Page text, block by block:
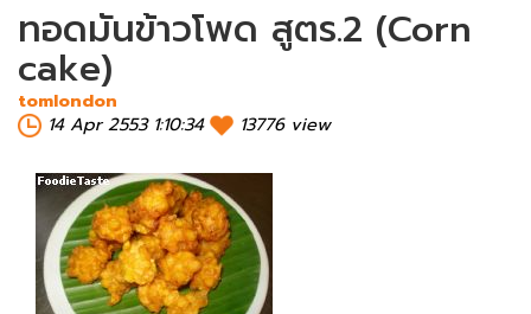
ทอดมันข้าวโพด สูตร.2 (Corn
cake)
tomlondon
14 Apr 2553 1:10:34
13776 view